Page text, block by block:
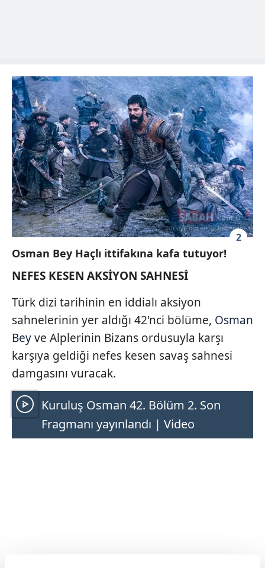
2
Osman Bey Haçlı ittifakına kafa tutuyor!
NEFES KESEN AKSİYON SAHNESİ
Türk dizi tarihinin en iddialı aksiyon
sahnelerinin yer aldığı 42'nci bölüme, Osman
Beyve Alplerinin Bizans ordusuyla karşı
karşıya geldiği nefes kesen savaş sahnesi
damgasını vuracak.
Kuruluş Osman 42. Bölüm 2. Son
Fragmanı yayınlandı | Video